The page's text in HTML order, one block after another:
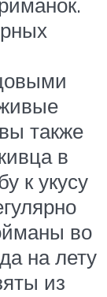
также
в
к укусу
во
на лету
из